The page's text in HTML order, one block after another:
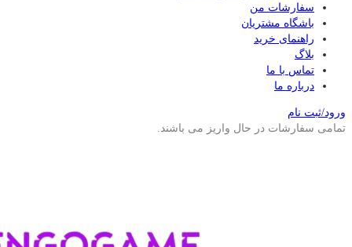
سفارشات من
باشگاه مشتریان
راهنمای خرید
بلاگ
تماس با ما
درباره ما
ورود/ثبت نام
تمامی سفارشات در حال واریز می باشند.